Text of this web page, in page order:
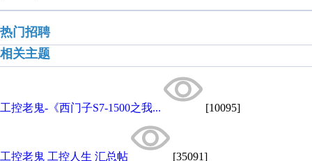
热门招聘
相关主题
工控老鬼-《西门子S7-1500之我... [10095]
工控老鬼 工控人生 汇总帖 [35091]